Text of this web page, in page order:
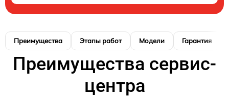
Преимущества Этапы работ Модели Гарантия
Преимущества сервис-
центра